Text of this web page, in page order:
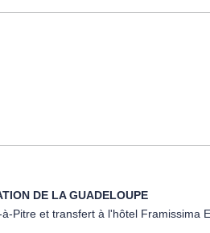
turquoise de la mer des Caraïbes.
idéales pour un séjour mêlant
environ 15 km de Sainte-Anne,
dates, pas de chef de centre
DE LA GUADELOUPE
Pitre et transfert à l'hôtel Framissima